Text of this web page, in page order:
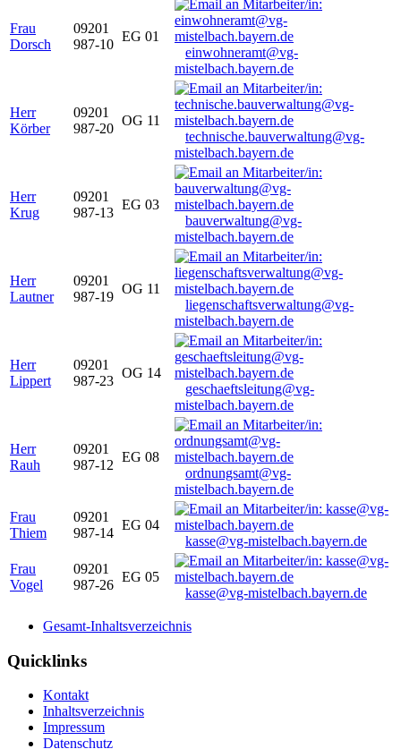
Frau
Dorsch
09201
987-10
EG 01
einwohneramt@vg-
mistelbach.bayern.de
Herr
Körber
09201
987-20
OG 11
technische.bauverwaltung@vg-
mistelbach.bayern.de
Herr
Krug
09201
987-13
EG 03
bauverwaltung@vg-
mistelbach.bayern.de
Herr
Lautner
09201
987-19
OG 11
liegenschaftsverwaltung@vg-
mistelbach.bayern.de
Herr
Lippert
09201
987-23
OG 14
geschaeftsleitung@vg-
mistelbach.bayern.de
Herr
Rauh
09201
987-12
EG 08
ordnungsamt@vg-
mistelbach.bayern.de
Frau
Thiem
09201
987-14
EG 04
kasse@vg-mistelbach.bayern.de
Frau
Vogel
09201
987-26
EG 05
kasse@vg-mistelbach.bayern.de
Gesamt-Inhaltsverzeichnis
Quicklinks
Kontakt
Inhaltsverzeichnis
Impressum
Datenschutz